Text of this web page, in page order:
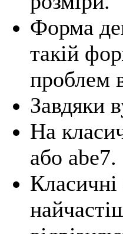
Форма
такій
проблем
Завдяки
На
або abe7.